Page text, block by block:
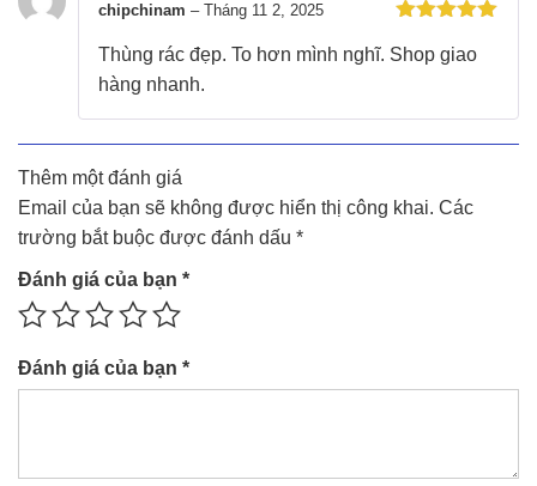
hạng55
chipchinam – Tháng 11 2, 2025
Thùng rác đẹp. To hơn mình nghĩ. Shop giao
hàng nhanh.
Thêm một đánh giá
Email của bạn sẽ không được hiển thị công khai. Các
trường bắt buộc được đánh dấu *
Đánh giá của bạn *
Đánh giá của bạn *